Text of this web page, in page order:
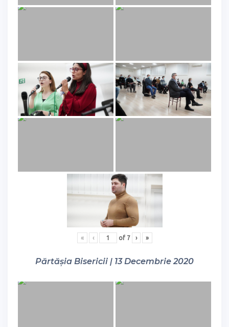
« ‹ of 7 › »
Părtășia Bisericii | 13 Decembrie 2020